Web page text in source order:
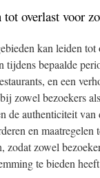
overlast voor
kan leiden
bepaalde
en een
zowel bezoekers
de authenticiteit
en maatregelen
zowel
te bieden